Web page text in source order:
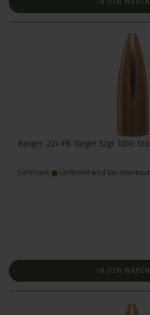
IN DEN
Berger .224 FB Target 52gr 1000
Lieferzeit: Lieferzeit wird bei
IN DEN